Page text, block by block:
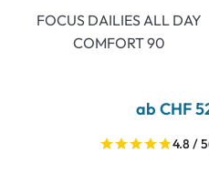
FOCUS DAILIES ALL DAY
COMFORT 90
ab CHF
4.8 / 5